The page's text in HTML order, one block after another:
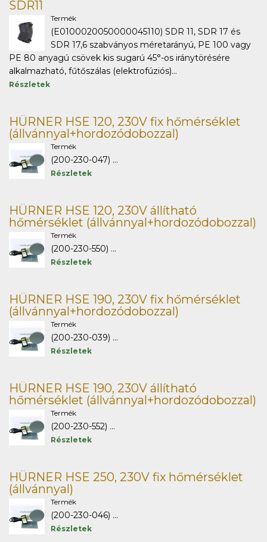
SDR11
Termék
(E0100020050000045110) SDR 11, SDR 17 és
SDR 17,6 szabványos méretarányú, PE 100 vagy
PE 80 anyagú csövek kis sugarú 45°-os iránytörésére
alkalmazható, fűtőszálas (elektrofúziós)...
Részletek
HÜRNER HSE 120, 230V fix hőmérséklet
(állvánnyal+hordozódobozzal)
Termék
(200-230-047) ...
Részletek
HÜRNER HSE 120, 230V állítható
hőmérséklet (állvánnyal+hordozódobozzal)
Termék
(200-230-550) ...
Részletek
HÜRNER HSE 190, 230V fix hőmérséklet
(állvánnyal+hordozódobozzal)
Termék
(200-230-039) ...
Részletek
HÜRNER HSE 190, 230V állítható
hőmérséklet (állvánnyal+hordozódobozzal)
Termék
(200-230-552) ...
Részletek
HÜRNER HSE 250, 230V fix hőmérséklet
(állvánnyal)
Termék
(200-230-046) ...
Részletek